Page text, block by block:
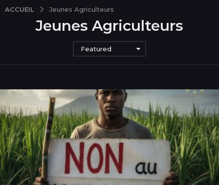
ACCUEIL Jeunes Agriculteurs
Jeunes Agriculteurs
Featured